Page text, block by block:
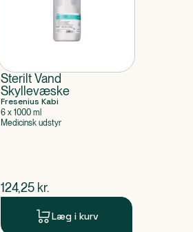
Sterilt Vand
Skyllevæske
Fresenius Kabi
6 x 1000 ml
Medicinsk udstyr
$nuværende pris
124,25 kr.
Læg i kurv